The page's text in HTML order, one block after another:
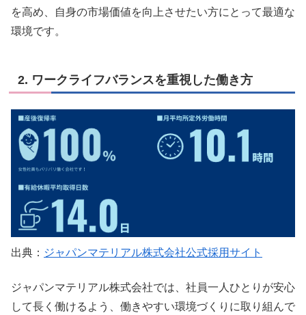
を高め、自身の市場価値を向上させたい方にとって最適な
環境です。
2. ワークライフバランスを重視した働き方
出典： ジャパンマテリアル株式会社公式採用サイト
ジャパンマテリアル株式会社では、社員一人ひとりが安心
して長く働けるよう、働きやすい環境づくりに取り組んで